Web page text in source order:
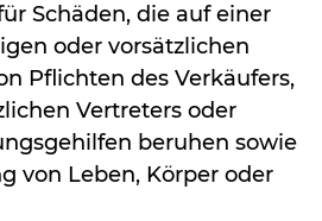
Schäden, die auf einer
oder vorsätzlichen
Pflichten des Verkäufers,
Vertreters oder
beruhen sowie
von Leben, Körper oder